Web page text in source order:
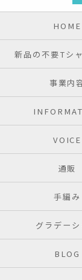
HOME
新品の不要Tシ
事業内
VOICE
通販
手編み
グラデーシ
BLOG